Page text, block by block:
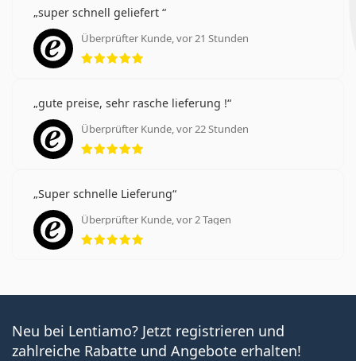
super schnell geliefert
Überprüfter Kunde, vor 21 Stunden
Bewertung 5 aus 5
gute preise, sehr rasche lieferung !
Überprüfter Kunde, vor 22 Stunden
Bewertung 5 aus 5
Super schnelle Lieferung
Überprüfter Kunde, vor 2 Tagen
Bewertung 5 aus 5
Neu bei Lentiamo? Jetzt registrieren und
zahlreiche Rabatte und Angebote erhalten!